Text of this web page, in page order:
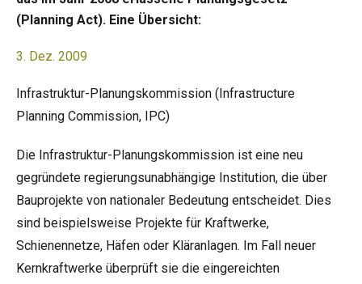
(Planning Act). Eine Übersicht:
3. Dez. 2009
Infrastruktur-Planungskommission (Infrastructure
Planning Commission, IPC)
Die Infrastruktur-Planungskommission ist eine neu
gegründete regierungsunabhängige Institution, die über
Bauprojekte von nationaler Bedeutung entscheidet. Dies
sind beispielsweise Projekte für Kraftwerke,
Schienennetze, Häfen oder Kläranlagen. Im Fall neuer
Kernkraftwerke überprüft sie die eingereichten